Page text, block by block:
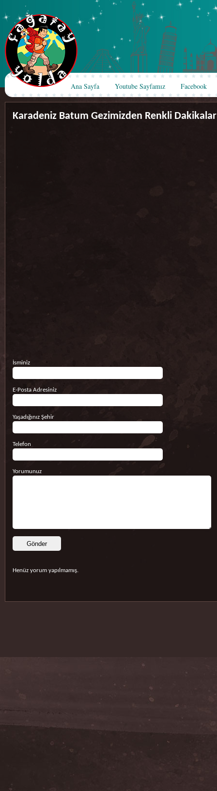
Ana Sayfa Youtube Sayfamız Facebook
Karadeniz Batum Gezimizden Renkli Dakikalar
İsminiz
E-Posta Adresiniz
Yaşadığınız Şehir
Telefon
Yorumunuz
Henüz yorum yapılmamış.